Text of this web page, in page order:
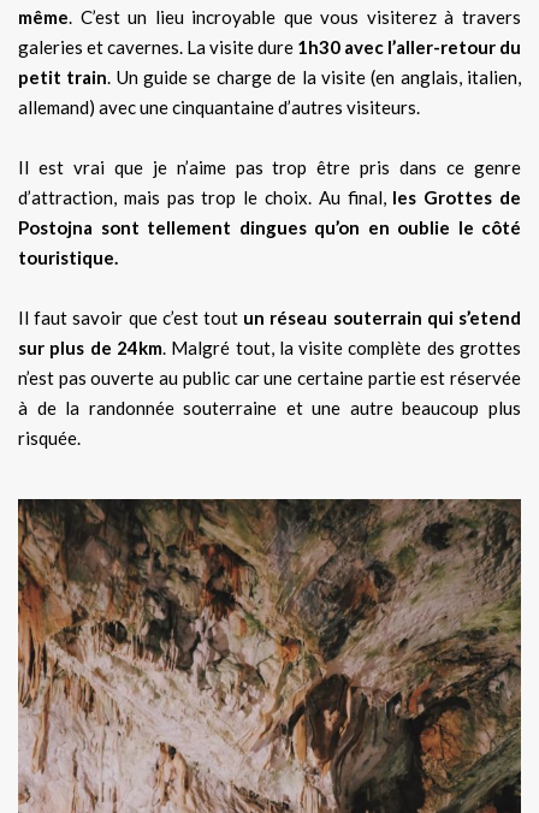
même. C’est un lieu incroyable que vous visiterez à travers
galeries et cavernes. La visite dure 1h30 avec l’aller-retour du
petit train. Un guide se charge de la visite (en anglais, italien,
allemand) avec une cinquantaine d’autres visiteurs.
Il est vrai que je n’aime pas trop être pris dans ce genre
d’attraction, mais pas trop le choix. Au final, les Grottes de
Postojna sont tellement dingues qu’on en oublie le côté
touristique.
Il faut savoir que c’est tout un réseau souterrain qui s’etend
sur plus de 24km. Malgré tout, la visite complète des grottes
n’est pas ouverte au public car une certaine partie est réservée
à de la randonnée souterraine et une autre beaucoup plus
risquée.